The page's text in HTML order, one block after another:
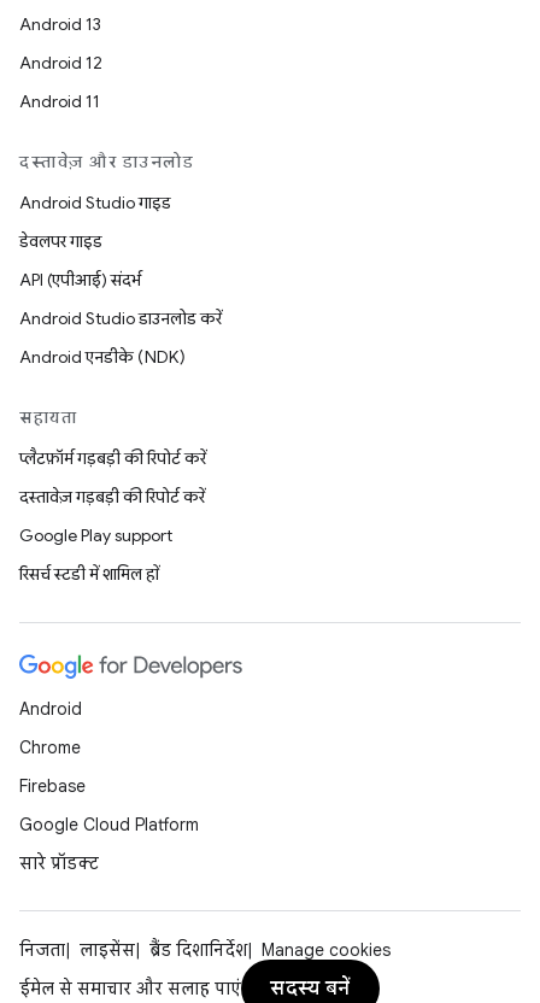
Android 13
Android 12
Android 11
दस्तावेज़ और डाउनलोड
Android Studio गाइड
डेवलपर गाइड
API (एपीआई) संदर्भ
Android Studio डाउनलोड करें
Android एनडीके (NDK)
सहायता
प्लैटफ़ॉर्म गड़बड़ी की रिपोर्ट करें
दस्तावेज़ गड़बड़ी की रिपोर्ट करें
Google Play support
रिसर्च स्टडी में शामिल हों
Android
Chrome
Firebase
Google Cloud Platform
सारे प्रॉडक्ट
निजता लाइसेंस ब्रैंड दिशानिर्देश
Manage cookies
ईमेल से समाचार और सलाह पाएं
सदस्य बनें